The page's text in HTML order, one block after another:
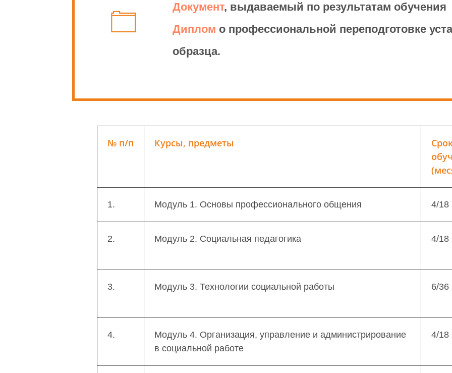
является формирование у слушателей современного взгляда на
рекламациями, приобретение слушателями теоретических знаний, а
области управления качеством продукции и выявления
Документ, выдаваемый по результатам обучения
Диплом о профессиональной переподготовке
образца.
№ п/п Курсы, предметы
1. Модуль 1. Основы профессионального общения 4/18
2. Модуль 2. Социальная педагогика 4/18
3. Модуль 3. Технологии социальной работы 6/36
4.
Модуль 4. Организация, управление и администрирование
в социальной работе
4/18